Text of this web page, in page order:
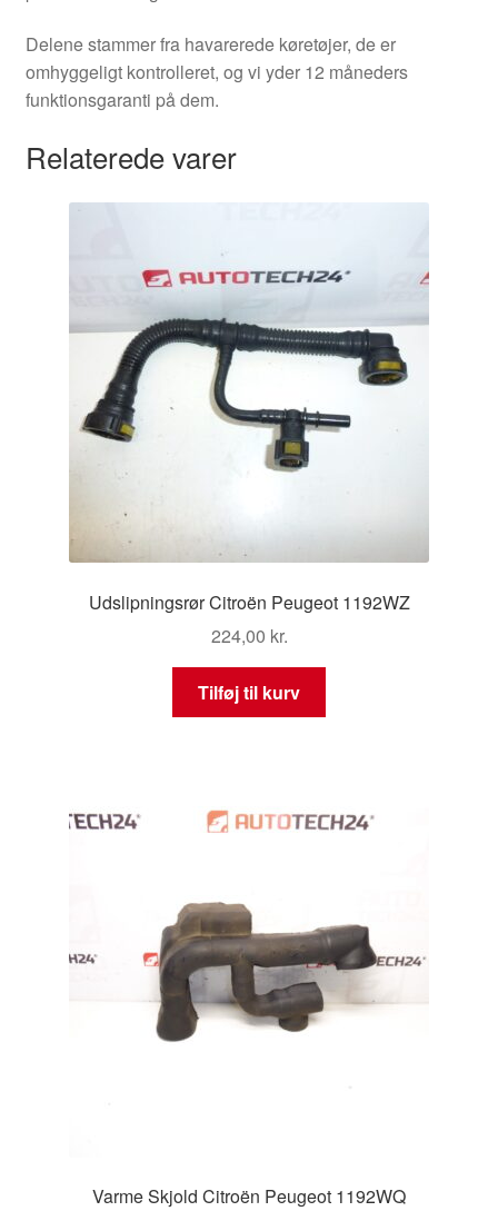
Delene stammer fra havarerede køretøjer, de er
omhyggeligt kontrolleret, og vi yder 12 måneders
funktionsgaranti på dem.
Relaterede varer
Udslipningsrør Citroën Peugeot 1192WZ
224,00 kr.
Tilføj til kurv
Varme Skjold Citroën Peugeot 1192WQ